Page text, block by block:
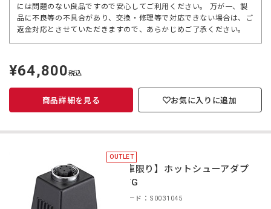
には問題のない良品ですので安心してご利用ください。 万が一、製
品に不良等の不具合があり、交換・修理等で対応できない場合は、ご
返金対応とさせていただきますので、あらかじめご了承ください。
定
価
¥64,800税込
商品詳細を見る お気に入りに追加
OUTLET
【在庫限り】ホットシューアダプ
ターFG
商品コード：S0031045